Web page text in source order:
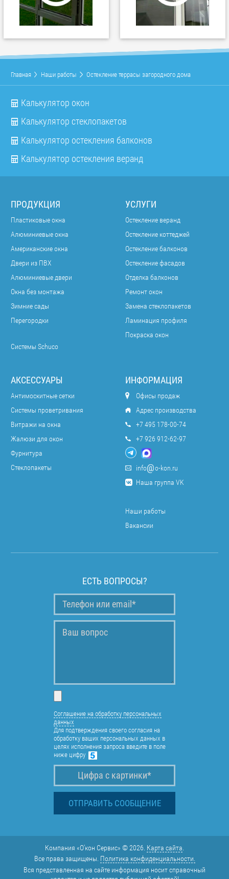
Главная Наши работы Остекление террасы загородного дома
Калькулятор окон
Калькулятор стеклопакетов
Калькулятор остекления балконов
Калькулятор остекления веранд
ПРОДУКЦИЯ
Пластиковые окна
Алюминиевые окна
Американские окна
Двери из ПВХ
Алюминиевые двери
Окна без монтажа
Зимние сады
Перегородки
Системы Schuco
УСЛУГИ
Остекление веранд
Остекление коттеджей
Остекление балконов
Остекление фасадов
Отделка балконов
Ремонт окон
Замена стеклопакетов
Ламинация профиля
Покраска окон
АКСЕССУАРЫ
Антимоскитные сетки
Системы проветривания
Витражи на окна
Жалюзи для окон
Фурнитура
Стеклопакеты
ИНФОРМАЦИЯ
Офисы продаж
Адрес производства
+7 495 178-00-74
+7 926 912-62-97
info
o-kon.ru
Наша группа VK
Наши работы
Вакансии
ЕСТЬ ВОПРОСЫ?
Соглашение на обработку персональных
данных
Для подтверждения своего согласия на
обработку ваших персональных данных в
целях исполнения запроса введите в поле
ниже цифру
Компания «О'кон Сервис» © 2026. Карта сайта
Все права защищены. Политика конфиденциальности.
Вся представленная на сайте информация носит справочный